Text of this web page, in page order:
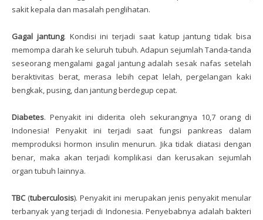
sakit kepala dan masalah penglihatan.
Gagal jantung. Kondisi ini terjadi saat katup jantung tidak bisa
memompa darah ke seluruh tubuh. Adapun sejumlah Tanda-tanda
seseorang mengalami gagal jantung adalah sesak nafas setelah
beraktivitas berat, merasa lebih cepat lelah, pergelangan kaki
bengkak, pusing, dan jantung berdegup cepat.
Diabetes. Penyakit ini diderita oleh sekurangnya 10,7 orang di
Indonesia! Penyakit ini terjadi saat fungsi pankreas dalam
memproduksi hormon insulin menurun. Jika tidak diatasi dengan
benar, maka akan terjadi komplikasi dan kerusakan sejumlah
organ tubuh lainnya.
TBC (tuberculosis). Penyakit ini merupakan jenis penyakit menular
terbanyak yang terjadi di Indonesia. Penyebabnya adalah bakteri